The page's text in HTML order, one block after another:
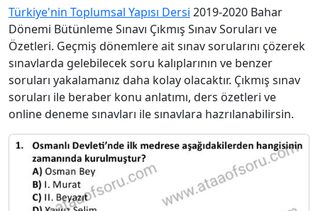
Türkiye'nin Toplumsal Yapısı Dersi 2019-2020 Bahar
Dönemi Bütünleme Sınavı Çıkmış Sınav Soruları ve
Özetleri. Geçmiş dönemlere ait sınav sorularını çözerek
sınavlarda gelebilecek soru kalıplarının ve benzer
soruları yakalamanız daha kolay olacaktır. Çıkmış sınav
soruları ile beraber konu anlatımı, ders özetleri ve
online deneme sınavları ile sınavlara hazrılanabilirsin.